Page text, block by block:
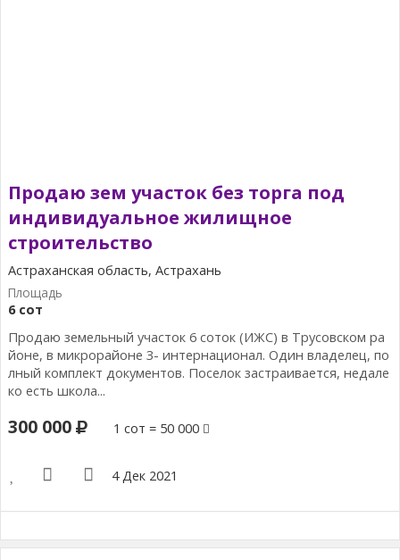
Продаю зем участок без торга под
индивидуальное жилищное
строительство
Астраханская область, Астрахань
6 сот
Продаю земельный участок 6 соток (ИЖС) в Трусовском ра
йоне, в микрорайоне 3- интернационал. Один владелец, по
лный комплект документов. Поселок застраивается, недале
ко есть школа...
300 000 1 сот = 50 000
4 Дек 2021